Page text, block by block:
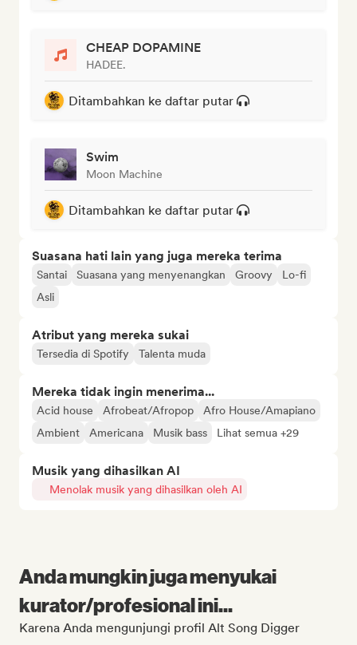
CHEAP DOPAMINE
HADEE.
Ditambahkan ke daftar putar
Swim
Moon Machine
Ditambahkan ke daftar putar
Suasana hati lain yang juga mereka terima
Santai Suasana yang menyenangkan Groovy
Lo-fi
Asli
Atribut yang mereka sukai
Tersedia di Spotify Talenta muda
Mereka tidak ingin menerima...
Acid house Afrobeat/Afropop
Afro House/Amapiano
Ambient
Americana Musik bass Lihat semua +29
Musik yang dihasilkan AI
Menolak musik yang dihasilkan oleh AI
Anda mungkin juga menyukai
kurator/profesional ini...
Karena Anda mengunjungi profil Alt Song Digger